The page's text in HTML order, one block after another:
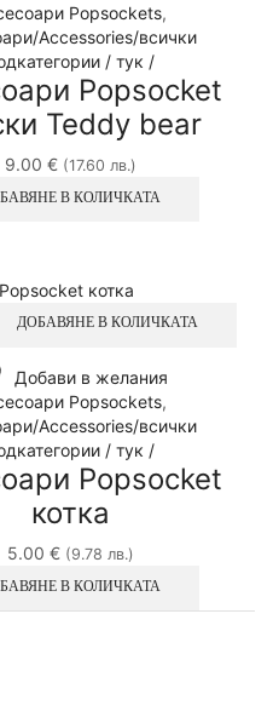
Popsockets,
Accessories/всички
/ тук /
Popsocket
Teddy bear
9.00 €(17.60 лв.)
В КОЛИЧКАТА
ДОБАВЯНЕ В КОЛИЧКАТА
Добави в желания
Popsockets,
Accessories/всички
/ тук /
Popsocket
котка
5.00 €(9.78 лв.)
В КОЛИЧКАТА